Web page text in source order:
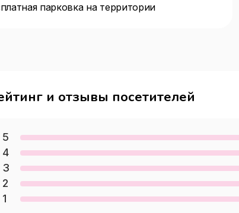
парковка на территории
и отзывы посетителей
5
4
3
2
1